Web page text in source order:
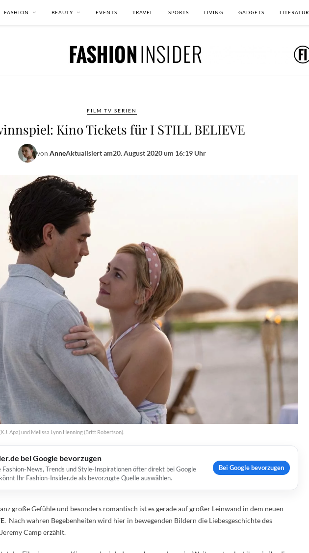
FASHION BEAUTY EVENTS TRAVEL SPORTS LIVING GADGETS LITERATUR
FILM TV SERIEN
Kino Tickets für I STILL BELIEVE
von AnneAktualisiert am20. August 2020 um 16:19 Uhr
Apa) und Melissa Lynn Henning (Britt Robertson).
bei Google bevorzugen
Fashion-News, Trends und Style-Inspirationen öfter direkt bei Google
Ihr Fashion-Insider.de als bevorzugte Quelle auswählen.
Bei Google bevorzugen
große Gefühle und besonders romantisch ist es gerade auf großer Leinwand in dem neuen
. Nach wahren Begebenheiten wird hier in bewegenden Bildern die Liebesgeschichte des
Camp erzählt.